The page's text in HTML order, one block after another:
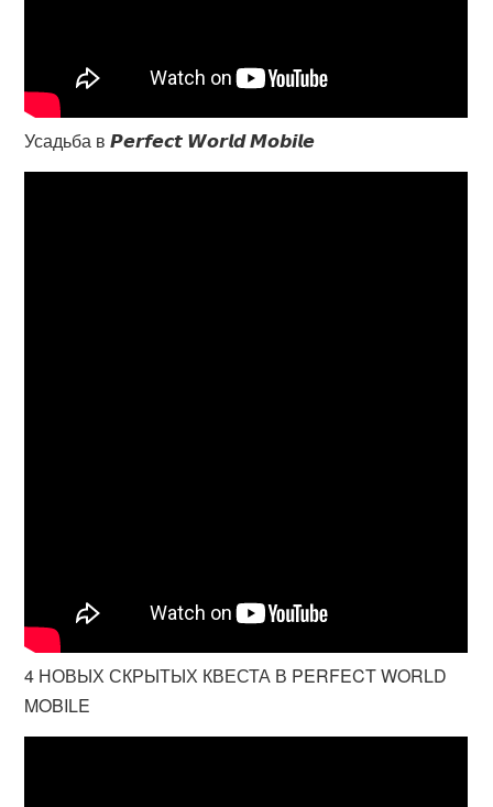
Усадьба в 𝙋𝙚𝙧𝙛𝙚𝙘𝙩 𝙒𝙤𝙧𝙡𝙙 𝙈𝙤𝙗𝙞𝙡𝙚
4 НОВЫХ СКРЫТЫХ КВЕСТА В PERFECT WORLD
MOBILE